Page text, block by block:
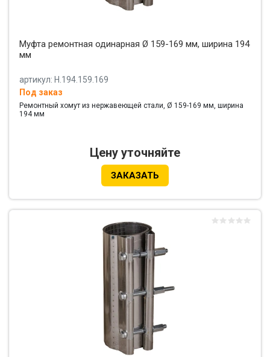
Муфта ремонтная одинарная Ø 159-169 мм, ширина 194
мм
артикул: Н.194.159.169
Под заказ
Ремонтный хомут из нержавеющей стали, Ø 159-169 мм, ширина
194 мм
Цену уточняйте
ЗАКАЗАТЬ